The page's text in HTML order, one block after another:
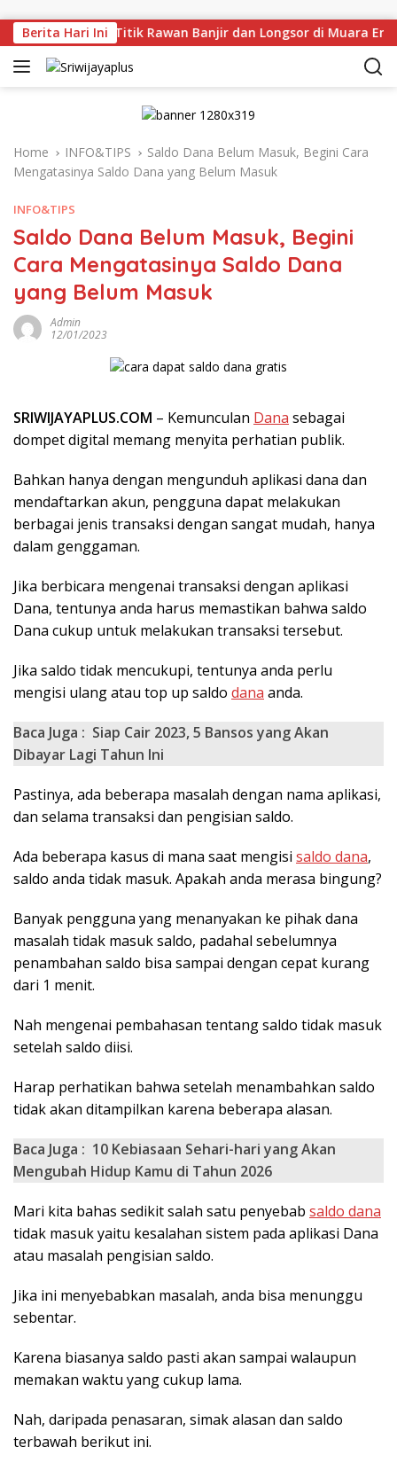
Berita Hari Ini
Langsung Titik Rawan Banjir dan Longsor di Muara Enim,
Home INFO&TIPS
Saldo Dana Belum Masuk, Begini Cara
Mengatasinya Saldo Dana yang Belum Masuk
INFO&TIPS
Saldo Dana Belum Masuk, Begini
Cara Mengatasinya Saldo Dana
yang Belum Masuk
Admin
12/01/2023
SRIWIJAYAPLUS.COM – Kemunculan Dana sebagai
dompet digital memang menyita perhatian publik.
Bahkan hanya dengan mengunduh aplikasi dana dan
mendaftarkan akun, pengguna dapat melakukan
berbagai jenis transaksi dengan sangat mudah, hanya
dalam genggaman.
Jika berbicara mengenai transaksi dengan aplikasi
Dana, tentunya anda harus memastikan bahwa saldo
Dana cukup untuk melakukan transaksi tersebut.
Jika saldo tidak mencukupi, tentunya anda perlu
mengisi ulang atau top up saldo dana anda.
Baca Juga : Siap Cair 2023, 5 Bansos yang Akan
Dibayar Lagi Tahun Ini
Pastinya, ada beberapa masalah dengan nama aplikasi,
dan selama transaksi dan pengisian saldo.
Ada beberapa kasus di mana saat mengisi saldo dana,
saldo anda tidak masuk. Apakah anda merasa bingung?
Banyak pengguna yang menanyakan ke pihak dana
masalah tidak masuk saldo, padahal sebelumnya
penambahan saldo bisa sampai dengan cepat kurang
dari 1 menit.
Nah mengenai pembahasan tentang saldo tidak masuk
setelah saldo diisi.
Harap perhatikan bahwa setelah menambahkan saldo
tidak akan ditampilkan karena beberapa alasan.
Baca Juga : 10 Kebiasaan Sehari-hari yang Akan
Mengubah Hidup Kamu di Tahun 2026
Mari kita bahas sedikit salah satu penyebab saldo dana
tidak masuk yaitu kesalahan sistem pada aplikasi Dana
atau masalah pengisian saldo.
Jika ini menyebabkan masalah, anda bisa menunggu
sebentar.
Karena biasanya saldo pasti akan sampai walaupun
memakan waktu yang cukup lama.
Nah, daripada penasaran, simak alasan dan saldo
terbawah berikut ini.